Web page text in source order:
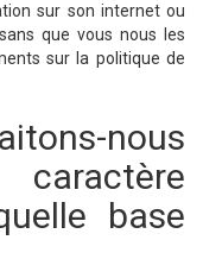
sur son internet ou
que vous nous les
sur la politique de
nous
base